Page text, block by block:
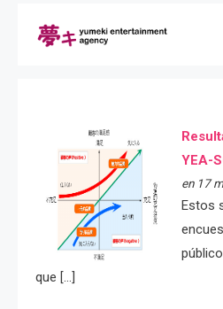
YEA-
en 17
Estos
que […]